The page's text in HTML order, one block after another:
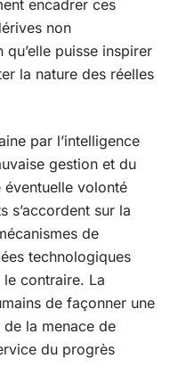
encadrer ces
non
puisse inspirer
la nature des réelles
par l’intelligence
gestion et du
éventuelle volonté
s’accordent sur la
de
technologiques
le contraire. La
de façonner une
la menace de
du progrès